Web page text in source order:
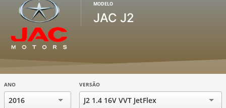
MODELO
JAC J2
ANO
2016
VERSÃO
J2 1.4 16V VVT JetFlex